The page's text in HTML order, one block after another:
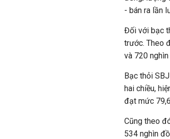
- bán ra lần
Đối với bạc
trước. Theo
và 720
Bạc thỏi
hai chiều,
đạt mức
Cũng theo
534 nghìn